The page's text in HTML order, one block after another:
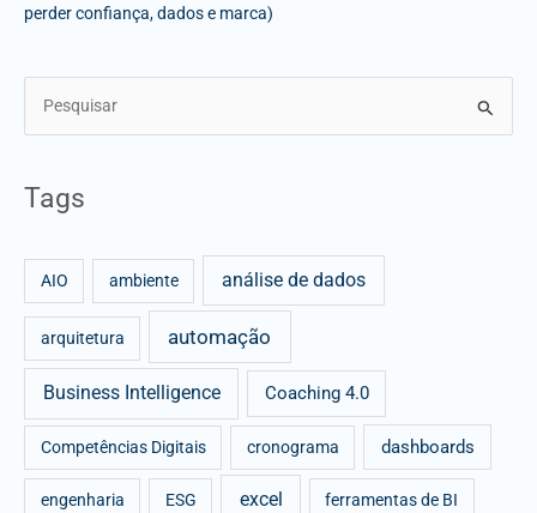
perder confiança, dados e marca)
f
Tags
AIO ambiente análise de dados
arquitetura automação
Business Intelligence Coaching 4.0
Competências Digitais cronograma dashboards
engenharia ESG excel ferramentas de BI